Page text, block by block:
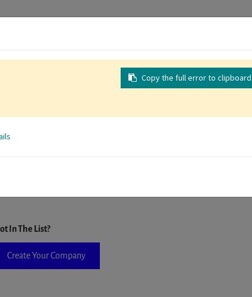
complete the form. If you don't find your company in our
In The List?
Create Your Company
Copy the full error to clipboard